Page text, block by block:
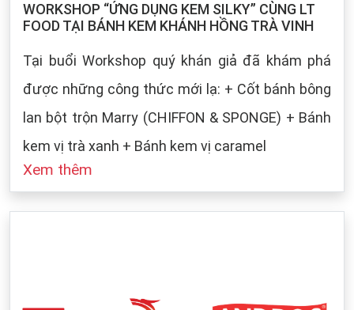
WORKSHOP “ỨNG DỤNG KEM SILKY” CÙNG LT
FOOD TẠI BÁNH KEM KHÁNH HỒNG TRÀ VINH
Tại buổi Workshop quý khán giả đã khám phá
được những công thức mới lạ: + Cốt bánh bông
lan bột trộn Marry (CHIFFON & SPONGE) + Bánh
kem vị trà xanh + Bánh kem vị caramel
Xem thêm